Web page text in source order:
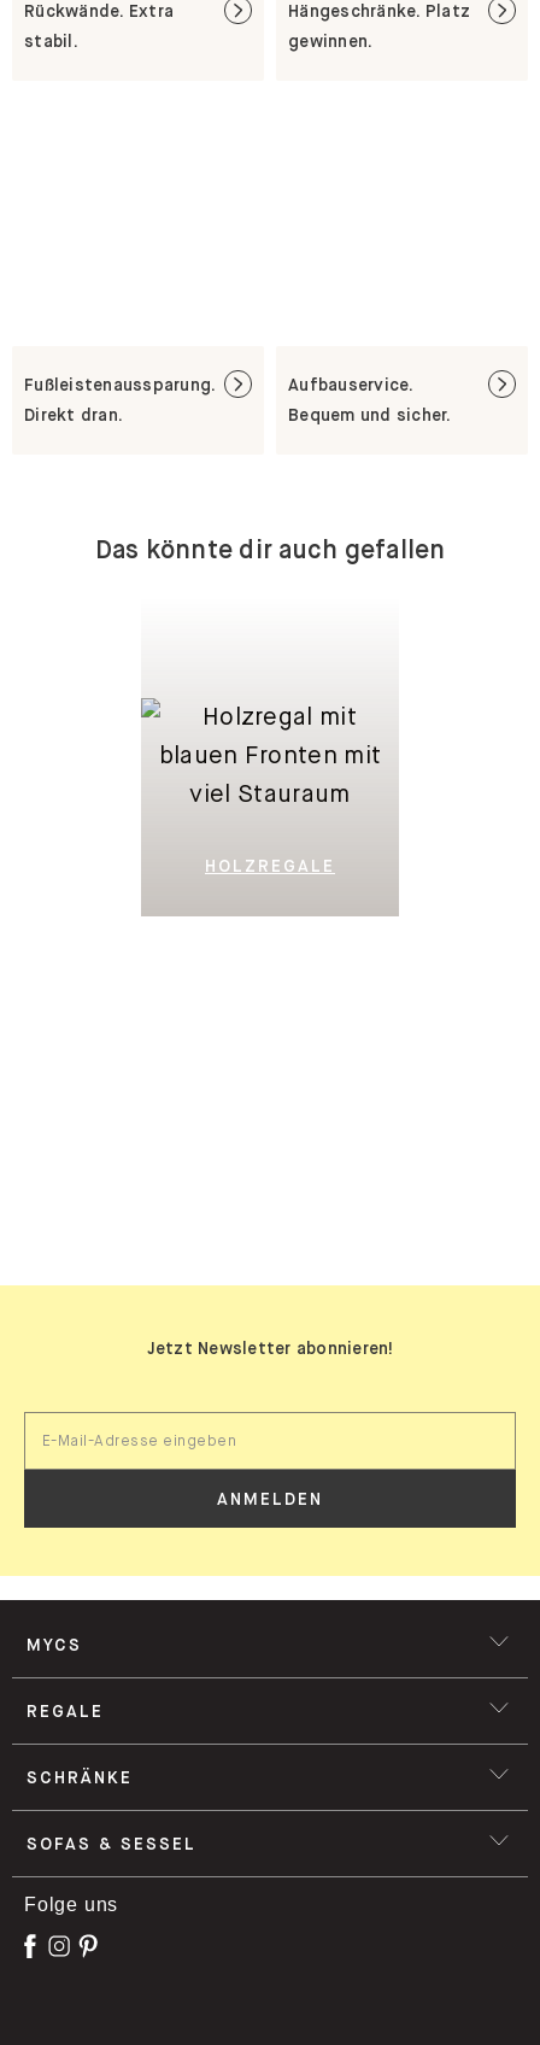
Rückwände. Extra
stabil.
Hängeschränke. Platz
gewinnen.
Fußleistenaussparung.
Direkt dran.
Aufbauservice.
Bequem und sicher.
Das könnte dir auch gefallen
HOLZREGALE
Jetzt Newsletter abonnieren!
ANMELDEN
MYCS
REGALE
SCHRÄNKE
SOFAS & SESSEL
Folge uns